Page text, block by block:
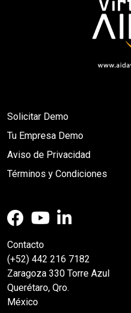
Solicitar Demo
Tu Empresa Demo
Aviso de Privacidad
Términos y Condiciones
Contacto
(+52) 442 216 7182
Zaragoza 330 Torre Azul
Querétaro, Qro.
México